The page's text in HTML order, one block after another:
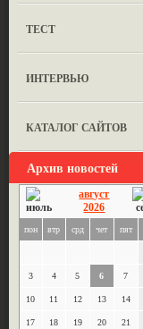
ТЕСТ
ИНТЕРВЬЮ
КАТАЛОГ САЙТОВ
Архив новостей
август
2026
пон втр срд чет пят
3 4 5 6 7
10 11 12 13 14
17 18 19 20 21